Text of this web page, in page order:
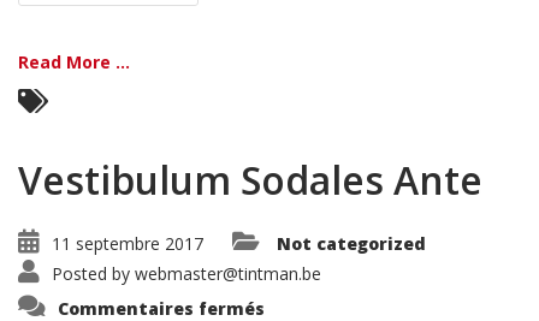
Read More ...
Vestibulum Sodales Ante
11 septembre 2017
Not categorized
Posted by webmaster@tintman.be
Commentaires fermés